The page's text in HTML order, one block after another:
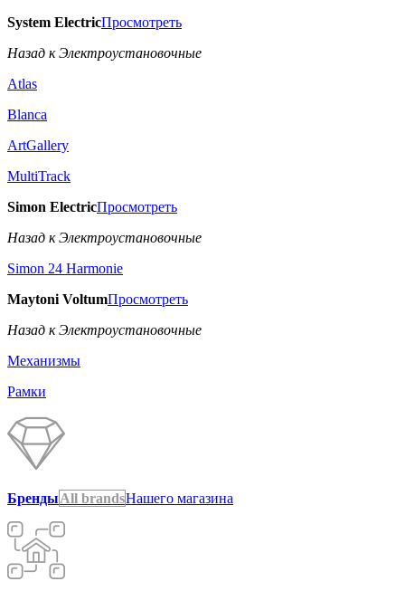
System ElectricПросмотреть
Назад к Электроустановочные
Atlas
Blanca
ArtGallery
MultiTrack
Simon ElectricПросмотреть
Назад к Электроустановочные
Simon 24 Harmonie
Maytoni VoltumПросмотреть
Назад к Электроустановочные
Механизмы
Рамки
БрендыAll brandsНашего магазина